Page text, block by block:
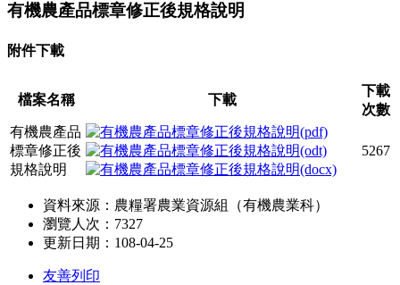
有機農產品標章修正後規格說明
附件下載
檔案名稱 下載
下載
次數
有機農產品
標章修正後
規格說明
5267
資料來源：農糧署農業資源組（有機農業科）
瀏覽人次：7327
更新日期：108-04-25
友善列印